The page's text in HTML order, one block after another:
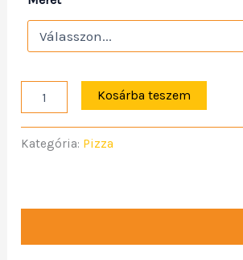
Kosárba teszem
Kategória: Pizza